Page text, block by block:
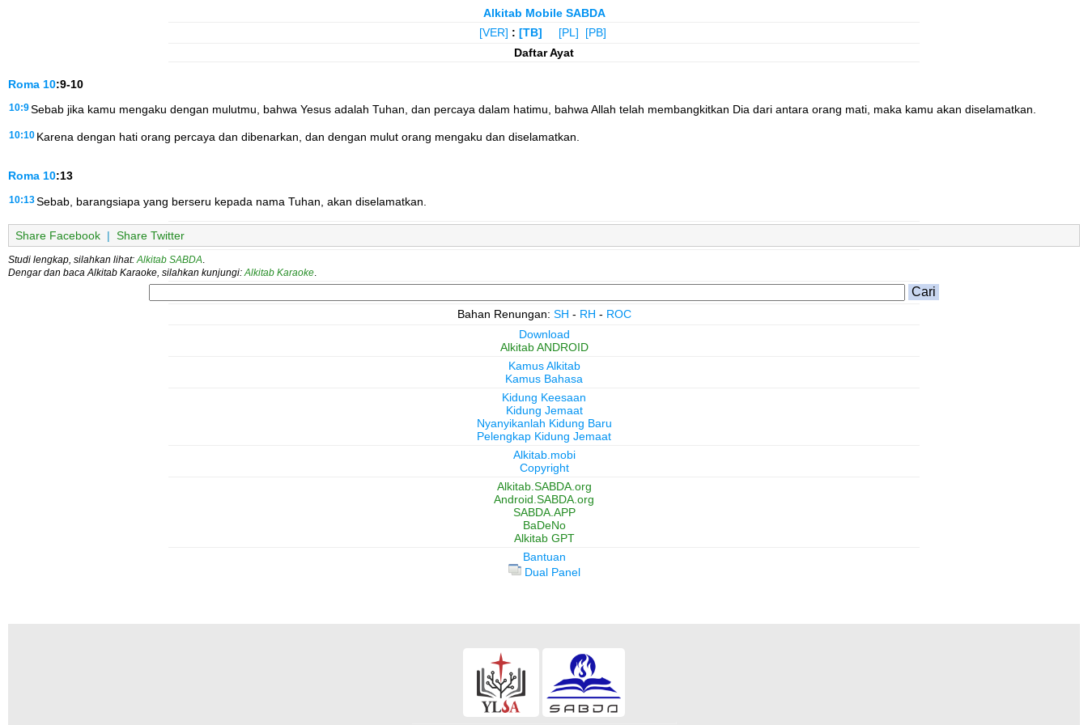
Alkitab Mobile SABDA
[VER] : [TB] [PL]
[PB]
Daftar Ayat
Roma 10:9-10
10:9Sebab jika kamu mengaku dengan mulutmu, bahwa Yesus adalah Tuhan, dan percaya dalam hatimu, bahwa Allah telah membangkitkan Dia dari antara orang mati, maka kamu akan diselamatkan.
10:10 Karena dengan hati orang percaya dan dibenarkan, dan dengan mulut orang mengaku dan diselamatkan.
Roma 10:13
10:13Sebab, barangsiapa yang berseru kepada nama Tuhan, akan diselamatkan.
Share Facebook | Share Twitter
Studi lengkap, silahkan lihat: Alkitab SABDA
Dengar dan baca Alkitab Karaoke, silahkan kunjungi: Alkitab Karaoke
Bahan Renungan: SH - RH - ROC
Download
Alkitab ANDROID
Kamus Alkitab
Kamus Bahasa
Kidung Keesaan
Kidung Jemaat
Nyanyikanlah Kidung Baru
Pelengkap Kidung Jemaat
Alkitab.mobi
Copyright
Alkitab.SABDA.org
Android.SABDA.org
SABDA.APP
BaDeNo
Alkitab GPT
Bantuan
Dual Panel